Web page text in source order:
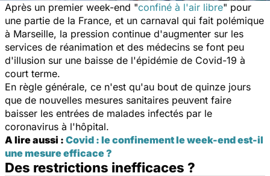
Après un premier week-end "confiné à l'air libre" pour
une partie de la France, et un carnaval qui fait polémique
à Marseille, la pression continue d'augmenter sur les
services de réanimation et des médecins se font peu
d'illusion sur une baisse de l'épidémie de Covid-19 à
court terme.
En règle générale, ce n'est qu'au bout de quinze jours
que de nouvelles mesures sanitaires peuvent faire
baisser les entrées de malades infectés par le
coronavirus à l'hôpital.
A lire aussi : Covid : le confinement le week-end est-il
une mesure efficace ?
Des restrictions inefficaces ?